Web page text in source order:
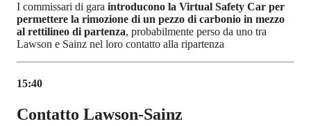
I commissari di gara introducono la Virtual Safety Car per
permettere la rimozione di un pezzo di carbonio in mezzo
al rettilineo di partenza, probabilmente perso da uno tra
Lawson e Sainz nel loro contatto alla ripartenza
15:40
Contatto Lawson-Sainz